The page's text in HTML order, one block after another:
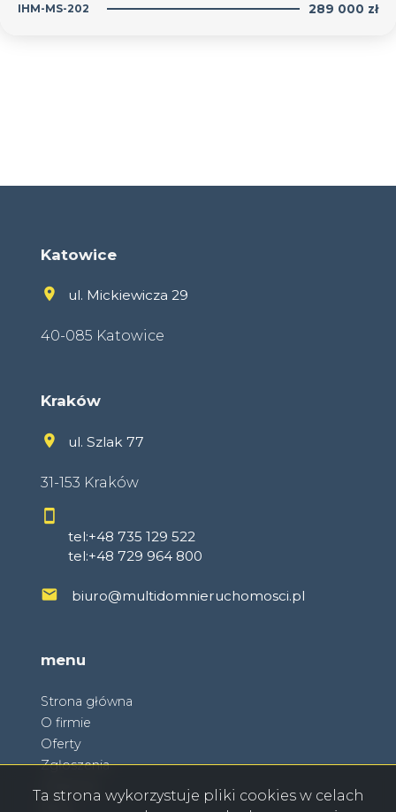
IHM-MS-202 289 000 zł
Katowice
ul. Mickiewicza 29
40-085 Katowice
Kraków
ul. Szlak 77
31-153 Kraków
tel:+48 735 129 522
tel:+48 729 964 800
biuro@multidomnieruchomosci.pl
menu
Strona główna
O firmie
Oferty
Zgłoszenia
Ta strona wykorzystuje pliki cookies w celach